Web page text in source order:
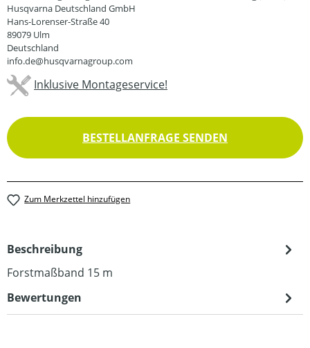
Husqvarna Deutschland GmbH
Hans-Lorenser-Straße 40
89079 Ulm
Deutschland
info.de@husqvarnagroup.com
Inklusive Montageservice!
BESTELLANFRAGE SENDEN
Zum Merkzettel hinzufügen
Beschreibung
Forstmaßband 15 m
Bewertungen